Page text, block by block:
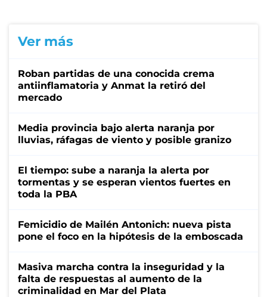
Ver más
Roban partidas de una conocida crema
antiinflamatoria y Anmat la retiró del
mercado
Media provincia bajo alerta naranja por
lluvias, ráfagas de viento y posible granizo
El tiempo: sube a naranja la alerta por
tormentas y se esperan vientos fuertes en
toda la PBA
Femicidio de Mailén Antonich: nueva pista
pone el foco en la hipótesis de la emboscada
Masiva marcha contra la inseguridad y la
falta de respuestas al aumento de la
criminalidad en Mar del Plata